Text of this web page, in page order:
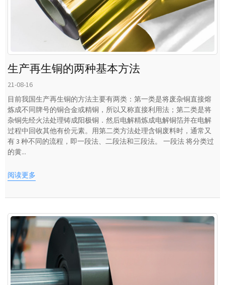
生产再生铜的两种基本方法
21-08-16
目前我国生产再生铜的方法主要有两类：第一类是将废杂铜直接熔
炼成不同牌号的铜合金或精铜，所以又称直接利用法；第二类是将
杂铜先经火法处理铸成阳极铜．然后电解精炼成电解铜箔并在电解
过程中回收其他有价元素。用第二类方法处理含铜废料时，通常又
有 3 种不同的流程，即一段法、二段法和三段法。 一段法 将分类过
的黄...
阅读更多